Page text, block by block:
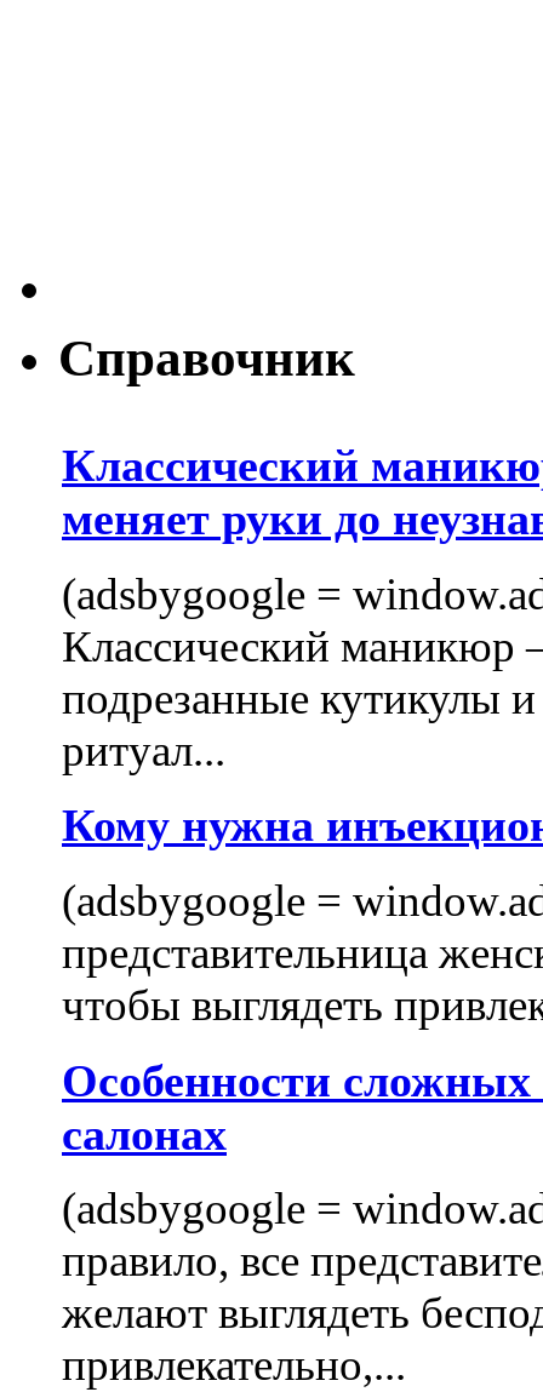
Справочник
Классический
меняет руки до
(adsbygoogle =
Классический маникюр
подрезанные кутикулы
ритуал...
Кому нужна
(adsbygoogle =
представительница
чтобы выглядеть
Особенности
салонах
(adsbygoogle =
правило, все
желают выглядеть
привлекательно,...